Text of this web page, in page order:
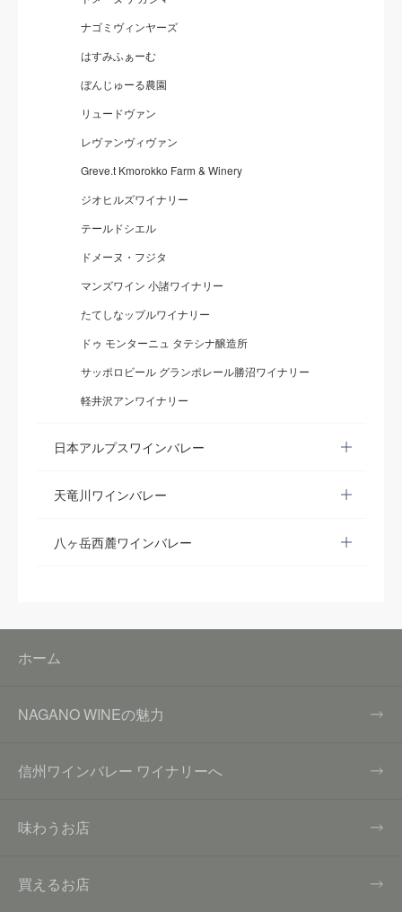
ナゴミヴィンヤーズ
はすみふぁーむ
ぼんじゅーる農園
リュードヴァン
レヴァンヴィヴァン
Greve.t Kmorokko Farm & Winery
ジオヒルズワイナリー
テールドシエル
ドメーヌ・フジタ
マンズワイン 小諸ワイナリー
たてしなップルワイナリー
ドゥ モンターニュ タテシナ醸造所
サッポロビール グランポレール勝沼ワイナリー
軽井沢アンワイナリー
日本アルプスワインバレー
天竜川ワインバレー
八ヶ岳西麓ワインバレー
ホーム
NAGANO WINEの魅力
信州ワインバレー ワイナリーへ
味わうお店
買えるお店